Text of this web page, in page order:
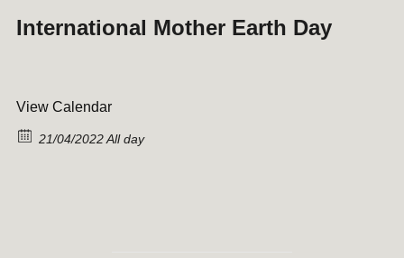
International Mother Earth Day
View Calendar
21/04/2022 All day